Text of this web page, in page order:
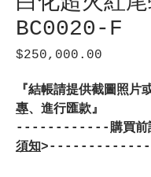
BC0020-F
$250,000.00
『結帳請提供截圖照片
專、進行匯款』
------------購買前請
須知